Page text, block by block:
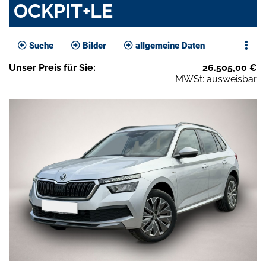
OCKPIT+LE
Suche Bilder allgemeine Daten
Unser Preis für Sie: 26.505,00 €
MWSt: ausweisbar